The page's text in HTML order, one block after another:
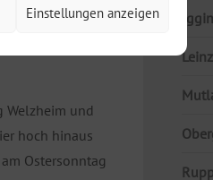
Einstellungen anzeigen
Lust, sofort
Welzheim und
hoch hinaus
Ostersonntag